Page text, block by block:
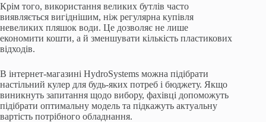
Крім того, використання великих бутлів часто
виявляється вигіднішим, ніж регулярна купівля
невеликих пляшок води. Це дозволяє не лише
економити кошти, а й зменшувати кількість пластикових
відходів.
В інтернет-магазині HydroSystems можна підібрати
настільний кулер для будь-яких потреб і бюджету. Якщо
виникнуть запитання щодо вибору, фахівці допоможуть
підібрати оптимальну модель та підкажуть актуальну
вартість потрібного обладнання.